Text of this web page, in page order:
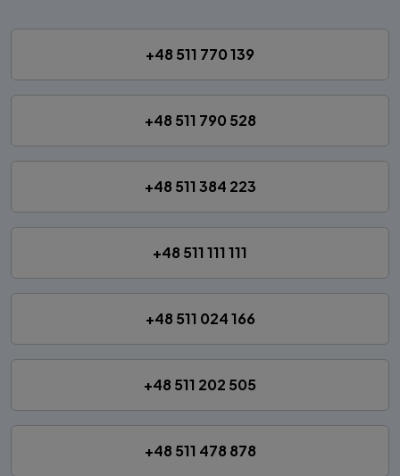
+48 511 770 139
+48 511 790 528
+48 511 384 223
+48 511 111 111
+48 511 024 166
+48 511 202 505
+48 511 478 878